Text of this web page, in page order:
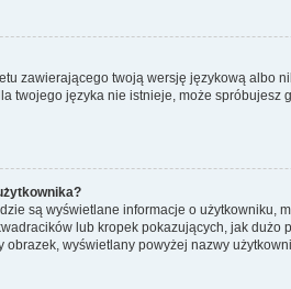
zawierającego twoją wersję językową albo
twojego języka nie istnieje, może
są wyświetlane informacje o
lub kropek pokazujących, jak
wyświetlany powyżej nazwy